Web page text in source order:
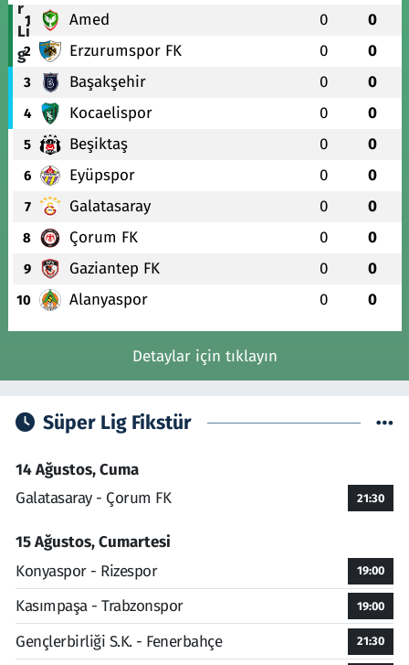
1 Amed 0 0
2 Erzurumspor FK 0 0
3 Başakşehir 0 0
4 Kocaelispor 0 0
5 Beşiktaş 0 0
6 Eyüpspor 0 0
7 Galatasaray 0 0
8 Çorum FK 0 0
9 Gaziantep FK 0 0
10 Alanyaspor 0 0
Detaylar için tıklayın
Süper Lig Fikstür
14 Ağustos, Cuma
Galatasaray - Çorum FK
21:30
15 Ağustos, Cumartesi
Konyaspor - Rizespor
19:00
Kasımpaşa - Trabzonspor 19:00
Gençlerbirliği S.K. - Fenerbahçe 21:30